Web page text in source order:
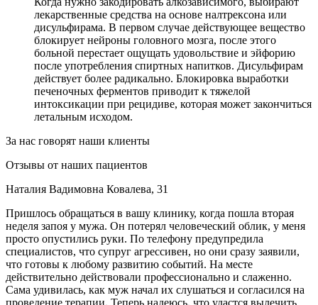
лекарственные средства на основе налтрексона или
дисульфирама. В первом случае действующее вещество
блокирует нейроны головного мозга, после этого
больной перестает ощущать удовольствие и эйфорию
после употребления спиртных напитков. Дисульфирам
действует более радикально. Блокировка выработки
печеночных ферментов приводит к тяжелой
интоксикации при рецидиве, которая может закончиться
летальным исходом.
За нас говорят наши клиенты
Отзывы от наших пациентов
Наталия Вадимовна Ковалева, 31
Пришлось обращаться в вашу клинику, когда пошла вторая
неделя запоя у мужа. Он потерял человеческий облик, у меня
просто опустились руки. По телефону предупредила
специалистов, что супруг агрессивен, но они сразу заявили,
что готовы к любому развитию событий. На месте
действительно действовали профессионально и слаженно.
Сама удивилась, как муж начал их слушаться и согласился на